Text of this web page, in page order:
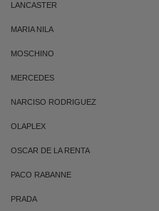
LANCASTER
MARIA NILA
MOSCHINO
MERCEDES
NARCISO RODRIGUEZ
OLAPLEX
OSCAR DE LA RENTA
PACO RABANNE
PRADA